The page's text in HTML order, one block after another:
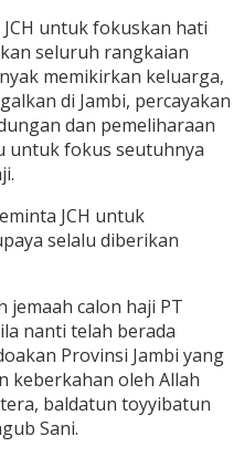
untuk fokuskan hati
seluruh rangkaian
memikirkan keluarga,
di Jambi, percayakan
dan pemeliharaan
untuk fokus seutuhnya
JCH untuk
selalu diberikan
jemaah calon haji PT
nanti telah berada
Provinsi Jambi yang
keberkahan oleh Allah
baldatun toyyibatun
Sani.